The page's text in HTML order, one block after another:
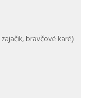
bravčové karé)